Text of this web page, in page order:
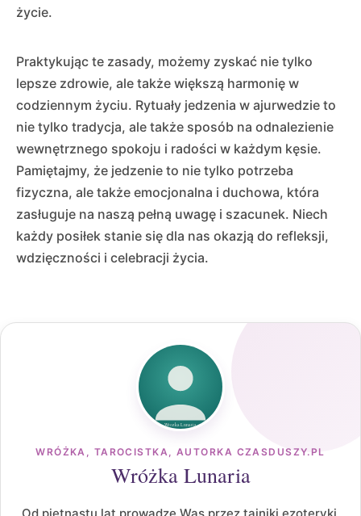
życie.
Praktykując te zasady, możemy zyskać nie tylko
lepsze zdrowie, ale także większą harmonię w
codziennym życiu. Rytuały jedzenia w ajurwedzie to
nie tylko tradycja, ale także sposób na odnalezienie
wewnętrznego spokoju i radości w każdym kęsie.
Pamiętajmy, że jedzenie to nie tylko potrzeba
fizyczna, ale także emocjonalna i duchowa, która
zasługuje na naszą pełną uwagę i szacunek. Niech
każdy posiłek stanie się dla nas okazją do refleksji,
wdzięczności i celebracji życia.
WRÓŻKA, TAROCISTKA, AUTORKA CZASDUSZY.PL
Wróżka Lunaria